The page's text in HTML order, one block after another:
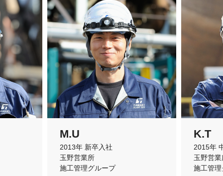
M.U
2013年 新卒入社
玉野営業所
施工管理グループ
K.T
2015年
玉野営業
施工管